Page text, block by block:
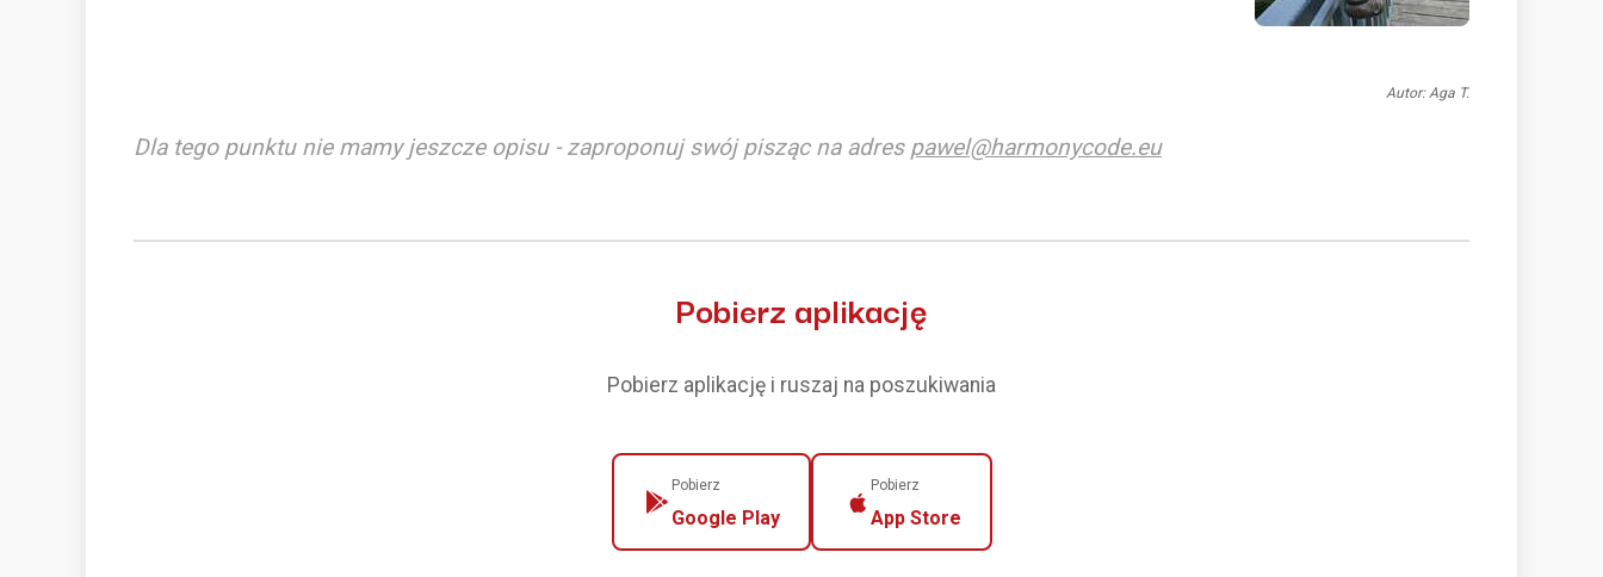
Autor: Aga T.
Dla tego punktu nie mamy jeszcze opisu - zaproponuj swój pisząc na adres pawel@harmonycode.eu
Pobierz aplikację
Pobierz aplikację i ruszaj na poszukiwania
Pobierz
Google Play
Pobierz
App Store